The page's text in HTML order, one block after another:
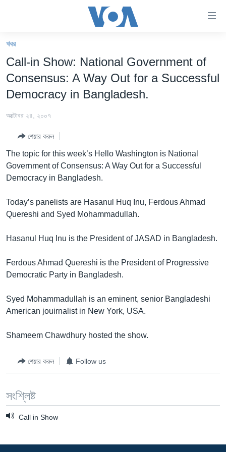
যান।
প্রধান
যান
যুক্তরাষ্ট্র
দক্ষিণ-এশিয়া
সম্পাদকীয়
টেলিভিশন
ভিডিও
Learning English
FOLLOW US
অন্য ভাষায় ওয়েব সাইট
খবর
Call-in Show: National Government of
Consensus: A Way Out for a Successful
Democracy in Bangladesh.
অক্টোবর ২৪, ২০০৭
শেয়ার করুন
The topic for this week’s Hello Washington is National
Government of Consensus: A Way Out for a Successful
Democracy in Bangladesh.
Today’s panelists are Hasanul Huq Inu, Ferdous Ahmad
Quereshi and Syed Mohammadullah.
Hasanul Huq Inu is the President of JASAD in Bangladesh.
Ferdous Ahmad Quereshi is the President of Progressive
Democratic Party in Bangladesh.
Syed Mohammadullah is an eminent, senior Bangladeshi
American jouirnalist in New York, USA.
Shameem Chawdhury hosted the show.
শেয়ার করুন Follow us
সংশ্লিষ্ট
Call in Show